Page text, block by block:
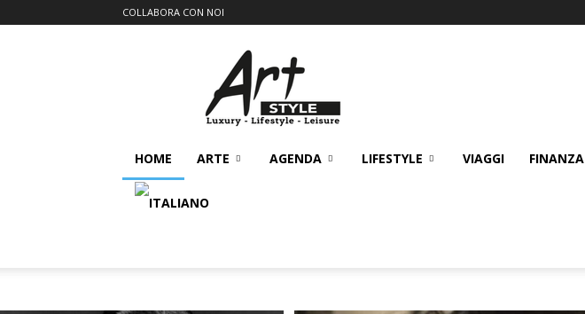
COLLABORA CON NOI
Style
Magazine
HOME ARTE AGENDA LIFESTYLE VIAGGI FINANZA